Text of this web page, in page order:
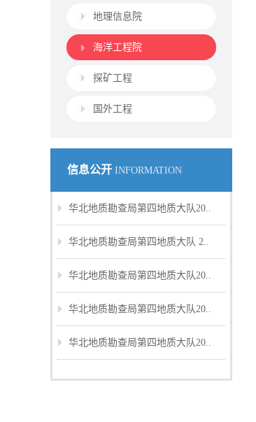
地理信息院
海洋工程院
探矿工程
国外工程
信息公开 INFORMATION
华北地质勘查局第四地质大队20..
华北地质勘查局第四地质大队 2..
华北地质勘查局第四地质大队20..
华北地质勘查局第四地质大队20..
华北地质勘查局第四地质大队20..